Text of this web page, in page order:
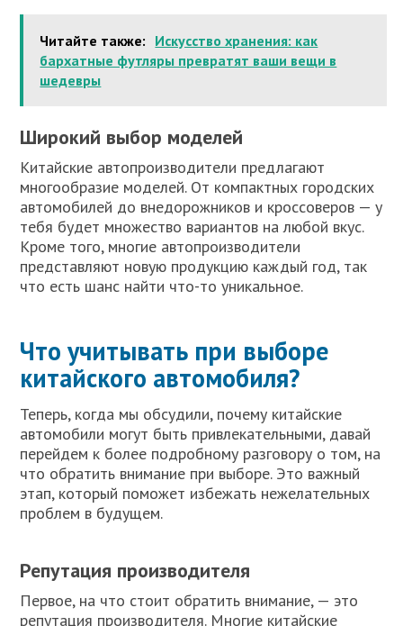
Читайте также: Искусство хранения: как
бархатные футляры превратят ваши вещи в
шедевры
Широкий выбор моделей
Китайские автопроизводители предлагают
многообразие моделей. От компактных городских
автомобилей до внедорожников и кроссоверов — у
тебя будет множество вариантов на любой вкус.
Кроме того, многие автопроизводители
представляют новую продукцию каждый год, так
что есть шанс найти что-то уникальное.
Что учитывать при выборе
китайского автомобиля?
Теперь, когда мы обсудили, почему китайские
автомобили могут быть привлекательными, давай
перейдем к более подробному разговору о том, на
что обратить внимание при выборе. Это важный
этап, который поможет избежать нежелательных
проблем в будущем.
Репутация производителя
Первое, на что стоит обратить внимание, — это
репутация производителя. Многие китайские